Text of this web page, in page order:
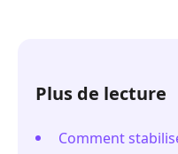
Plus de lecture
Comment